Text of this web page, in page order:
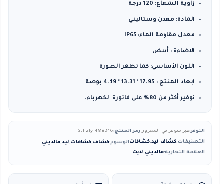
زاوية الشعاع: 120 درجة
المادة: معدن وستاليني
معدل مقاومة الماء: IP65
الاضاءة : أبيض
اللون الأساسي: كما تظهر الصورة
ابعاد المنتج : 17.95 * 13.31 * 4.49 بوصة
توفير أكثر من 80٪ على فاتورة الكهرباء.
التوفر:غير متوفر في المخزونرمز المنتج:Gahzly_488246
التصنيفات:كشاف ليد,كشافاتالوسوم:كشاف,كشافات,ليد,مالديني
العلامة التجارية:مالديني لايت